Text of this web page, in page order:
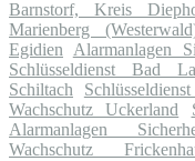
Barnstorf, Kreis
Marienberg
Egidien
Alarmanlagen
Schlüsseldienst Bad
Schiltach
Wachschutz Uckerland
Alarmanlagen
Wachschutz